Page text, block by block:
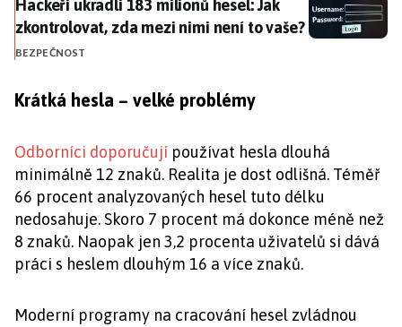
Hackeři ukradli 183 milionů hesel: Jak zkontrolovat,
Hackeři ukradli 183 milionů hesel: Jak
zkontrolovat, zda mezi nimi není to vaše?
BEZPEČNOST
Krátká hesla – velké problémy
Odborníci doporučují používat hesla dlouhá
minimálně 12 znaků. Realita je dost odlišná. Téměř
66 procent analyzovaných hesel tuto délku
nedosahuje. Skoro 7 procent má dokonce méně než
8 znaků. Naopak jen 3,2 procenta uživatelů si dává
práci s heslem dlouhým 16 a více znaků.
Moderní programy na cracování hesel zvládnou